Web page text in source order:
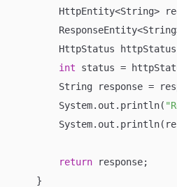
HttpEntity<String>
HttpStatus
int status =
String response =
        System.out.println(
return response;
    }